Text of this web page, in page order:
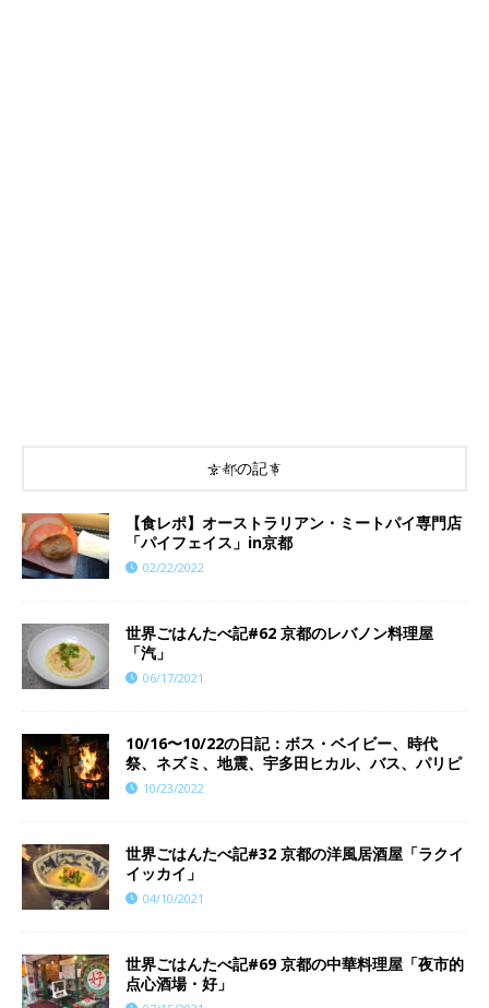
京都の記事
【食レポ】オーストラリアン・ミートパイ専門店
「パイフェイス」in京都
02/22/2022
世界ごはんたべ記#62 京都のレバノン料理屋
「汽」
06/17/2021
10/16〜10/22の日記：ボス・ベイビー、時代
祭、ネズミ、地震、宇多田ヒカル、バス、パリピ
10/23/2022
世界ごはんたべ記#32 京都の洋風居酒屋「ラクイ
イッカイ」
04/10/2021
世界ごはんたべ記#69 京都の中華料理屋「夜市的
点心酒場・好」